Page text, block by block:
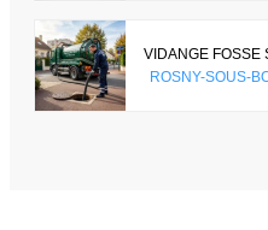
VIDANGE FOSSE
ROSNY-SOUS-